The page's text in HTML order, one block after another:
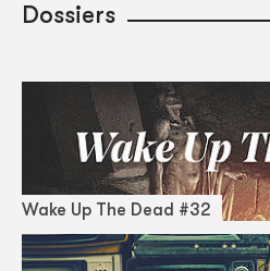
Dossiers
Wake Up The Dead #32